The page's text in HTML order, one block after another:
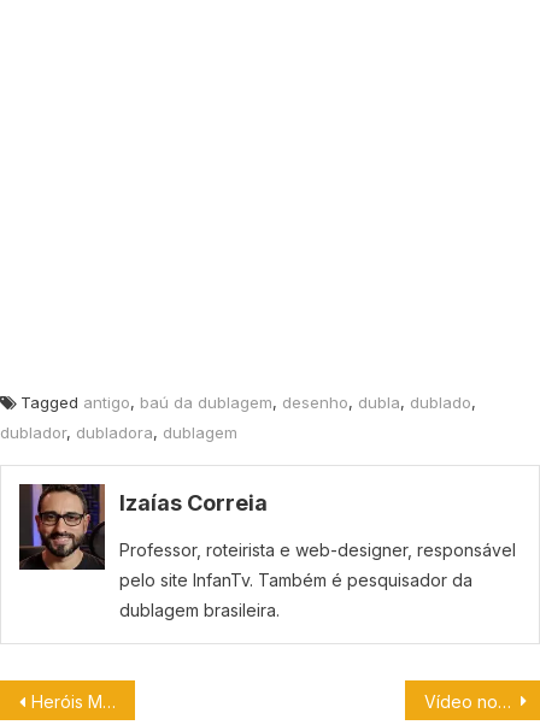
Tagged antigo, baú da dublagem, desenho, dubla, dublado,
dublador, dubladora, dublagem
Izaías Correia
Professor, roteirista e web-designer, responsável
pelo site InfanTv. Também é pesquisador da
dublagem brasileira.
Heróis Modestos tem trailer dublado lançado pela Netflix. Vídeo no BOL conta um pouco da carreira de Isaac Bardavid.